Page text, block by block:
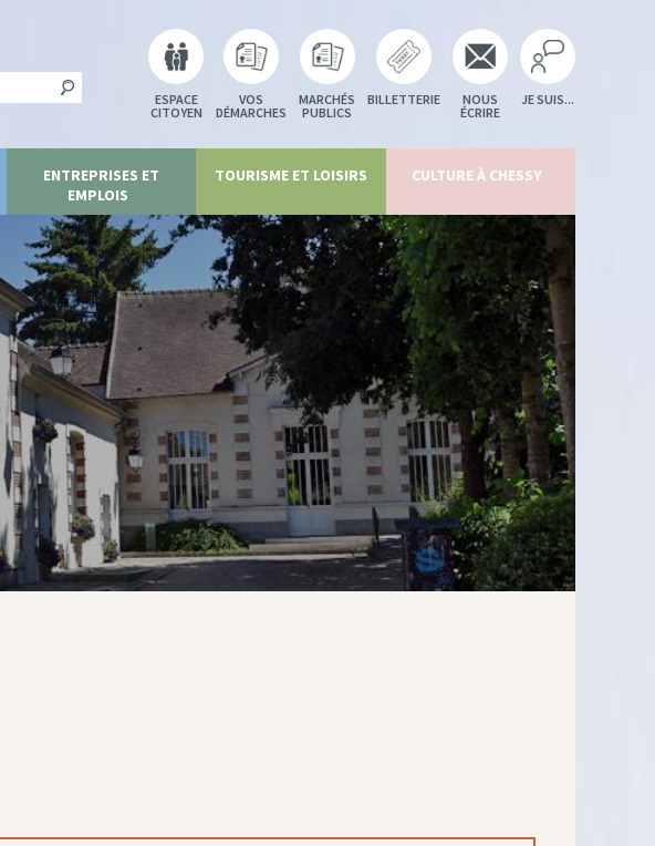
ESPACE
CITOYEN
VOS
DÉMARCHES
MARCHÉS
PUBLICS
BILLETTERIE
NOUS
ÉCRIRE
JE SUIS...
ENTREPRISES ET
EMPLOIS
TOURISME ET LOISIRS CULTURE À CHESSY